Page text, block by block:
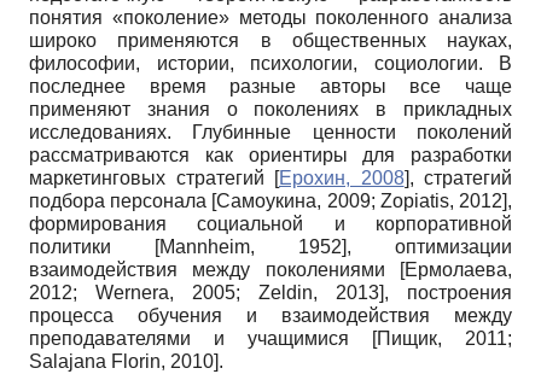
понятия «поколение» методы поколенного анализа
широко применяются в общественных науках,
философии, истории, психологии, социологии. В
последнее время разные авторы все чаще
применяют знания о поколениях в прикладных
исследованиях. Глубинные ценности поколений
рассматриваются как ориентиры для разработки
маркетинговых стратегий
[Ерохин, 2008], стратегий
подбора персонала [Самоукина, 2009; Zopiatis, 2012],
формирования социальной и корпоративной
политики
[Mannheim, 1952], оптимизации
взаимодействия между поколениями
[Ермолаева,
2012; Wernera, 2005; Zeldin, 2013], построения
процесса обучения и взаимодействия между
преподавателями и учащимися
[Пищик, 2011;
Salajana Florin, 2010].